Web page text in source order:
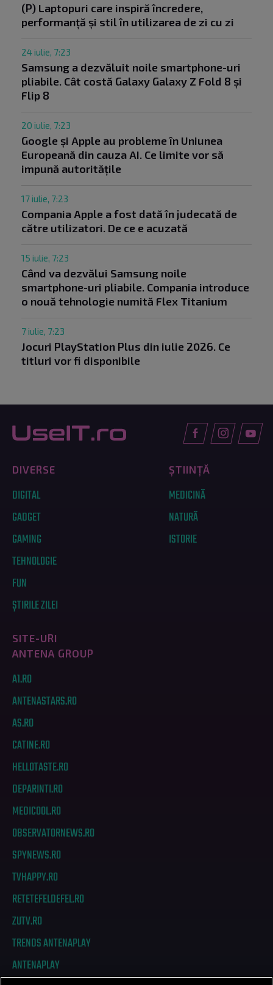
(P) Laptopuri care inspiră încredere,
performanță și stil în utilizarea de zi cu zi
24 iulie, 7:23
Samsung a dezvăluit noile smartphone-uri
pliabile. Cât costă Galaxy Galaxy Z Fold 8 și
Flip 8
20 iulie, 7:23
Google și Apple au probleme în Uniunea
Europeană din cauza AI. Ce limite vor să
impună autoritățile
17 iulie, 7:23
Compania Apple a fost dată în judecată de
către utilizatori. De ce e acuzată
15 iulie, 7:23
Când va dezvălui Samsung noile
smartphone-uri pliabile. Compania introduce
o nouă tehnologie numită Flex Titanium
7 iulie, 7:23
Jocuri PlayStation Plus din iulie 2026. Ce
titluri vor fi disponibile
DIVERSE
DIGITAL
GADGET
GAMING
TEHNOLOGIE
FUN
ȘTIRILE ZILEI
ȘTIINȚĂ
MEDICINĂ
NATURĂ
ISTORIE
SITE-URI
ANTENA GROUP
A1.RO
ANTENASTARS.RO
AS.RO
CATINE.RO
HELLOTASTE.RO
DEPARINTI.RO
MEDICOOL.RO
OBSERVATORNEWS.RO
SPYNEWS.RO
TVHAPPY.RO
RETETEFELDEFEL.RO
ZUTV.RO
TRENDS ANTENAPLAY
ANTENAPLAY